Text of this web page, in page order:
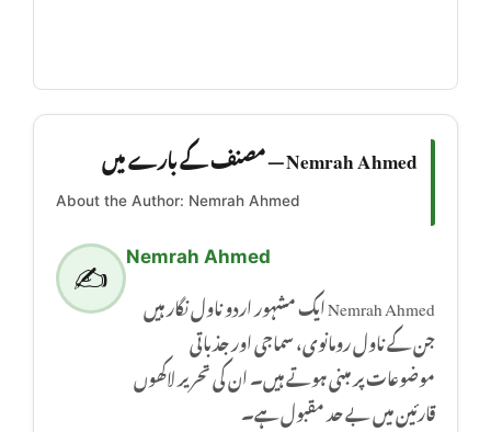
Nemrah Ahmed — مصنف کے بارے میں
About the Author: Nemrah Ahmed
✍️
Nemrah Ahmed
Nemrah Ahmed ایک مشہور اردو ناول نگار ہیں
جن کے ناول رومانوی، سماجی اور جذباتی
موضوعات پر مبنی ہوتے ہیں۔ ان کی تحریر لاکھوں
قارئین میں بے حد مقبول ہے۔